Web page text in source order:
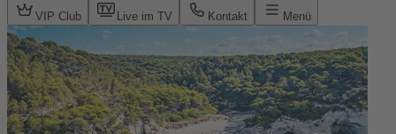
VIP Club Live im TV Kontakt Menü